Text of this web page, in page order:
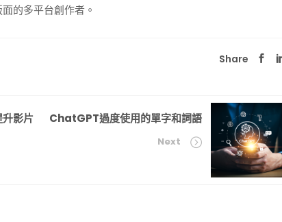
的多平台創作者。
Share
影片
ChatGPT過度使用的單字和詞語
Next